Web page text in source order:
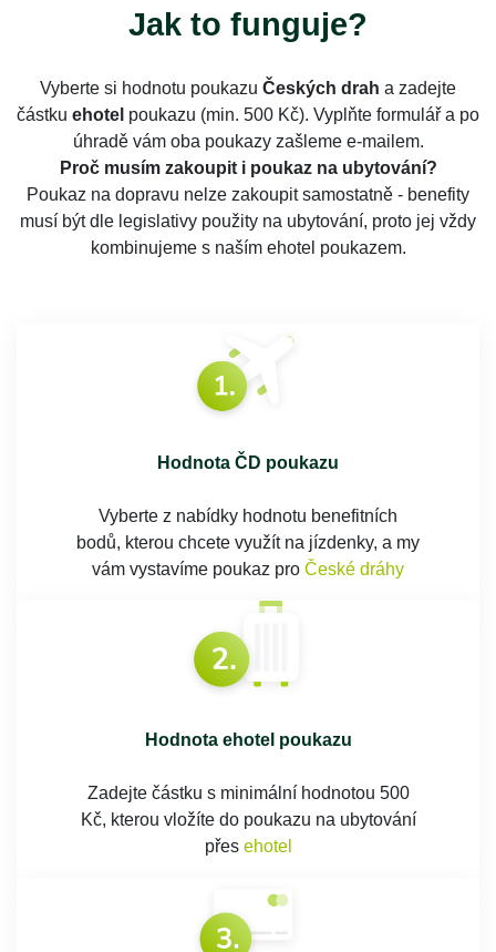
Jak to funguje?
Vyberte si hodnotu poukazu Českých drah a zadejte
částku ehotel poukazu (min. 500 Kč). Vyplňte formulář a po
úhradě vám oba poukazy zašleme e-mailem.
Proč musím zakoupit i poukaz na ubytování?
Poukaz na dopravu nelze zakoupit samostatně - benefity
musí být dle legislativy použity na ubytování, proto jej vždy
kombinujeme s naším ehotel poukazem.
Hodnota ČD poukazu
Vyberte z nabídky hodnotu benefitních
bodů, kterou chcete využít na jízdenky, a my
vám vystavíme poukaz pro České dráhy
Hodnota ehotel poukazu
Zadejte částku s minimální hodnotou 500
Kč, kterou vložíte do poukazu na ubytování
přes ehotel